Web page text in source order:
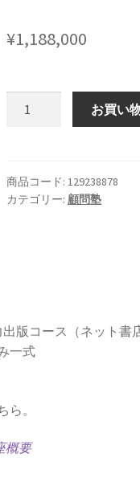
¥1,188,000
協
力
ッ
店・
ア
マ
お買い
商品コード:129238878
カテゴリー:顧問塾
版コース（ネット書
一式
ら。
概要